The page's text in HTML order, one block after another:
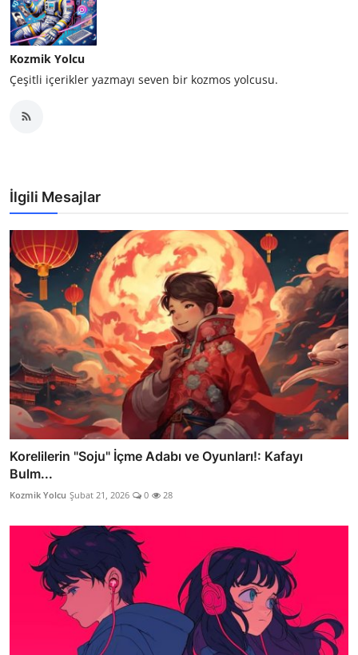
Kozmik Yolcu
Çeşitli içerikler yazmayı seven bir kozmos yolcusu.
İlgili Mesajlar
Korelilerin "Soju" İçme Adabı ve Oyunları!: Kafayı
Bulm...
Kozmik Yolcu Şubat 21, 2026 0 28